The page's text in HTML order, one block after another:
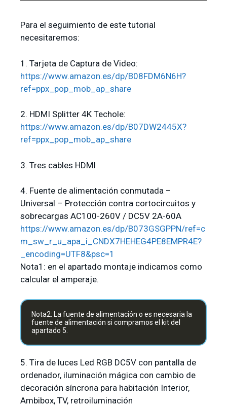
Para el seguimiento de este tutorial
necesitaremos:
1. Tarjeta de Captura de Video:
https://www.amazon.es/dp/B08FDM6N6H?
ref=ppx_pop_mob_ap_share
2. HDMI Splitter 4K Techole:
https://www.amazon.es/dp/B07DW2445X?
ref=ppx_pop_mob_ap_share
3. Tres cables HDMI
4. Fuente de alimentación conmutada –
Universal – Protección contra cortocircuitos y
sobrecargas AC100-260V / DC5V 2A-60A
https://www.amazon.es/dp/B073GSGPPN/ref=c
m_sw_r_u_apa_i_CNDX7HEHEG4PE8EMPR4E?
_encoding=UTF8&psc=1
Nota1: en el apartado montaje indicamos como
calcular el amperaje.
Nota2: La fuente de alimentación o es necesaria la
fuente de alimentación si compramos el kit del
apartado 5.
5. Tira de luces Led RGB DC5V con pantalla de
ordenador, iluminación mágica con cambio de
decoración síncrona para habitación Interior,
Ambibox, TV, retroiluminación